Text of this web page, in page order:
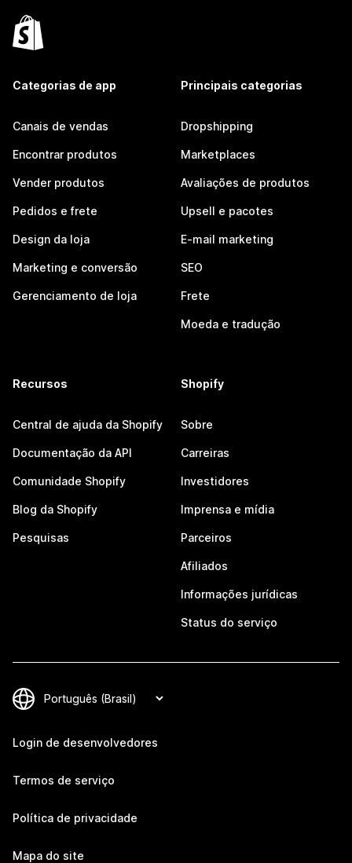
Categorias de app
Canais de vendas
Encontrar produtos
Vender produtos
Pedidos e frete
Design da loja
Marketing e conversão
Gerenciamento de loja
Principais categorias
Dropshipping
Marketplaces
Avaliações de produtos
Upsell e pacotes
E-mail marketing
SEO
Frete
Moeda e tradução
Recursos
Central de ajuda da Shopify
Documentação da API
Comunidade Shopify
Blog da Shopify
Pesquisas
Shopify
Sobre
Carreiras
Investidores
Imprensa e mídia
Parceiros
Afiliados
Informações jurídicas
Status do serviço
Login de desenvolvedores
Termos de serviço
Política de privacidade
Mapa do site